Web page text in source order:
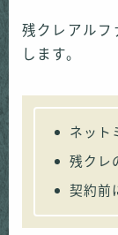
残クレアルフ
します。
ネット
残クレ
契約前